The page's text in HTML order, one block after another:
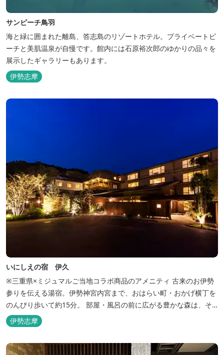
サンビーチ鳥羽
海と緑に囲まれた離島、答志島のリゾートホテル。プライベートビ
ーチと美肌温泉が自慢です。館内には石原裕次郎のゆかりの品々を
展示したギャラリーもあります。
伊勢志摩
いにしえの宿 伊久
※三重県×ミジュマルご当地コラボ商品のアメニティ 古来のお伊勢
参りを伝える湯宿。伊勢神宮内宮まで、おはらい町・おかげ横丁を
のんびり歩いて約15分。 部屋・風呂の前に広がる豊かな森は、そ
のまま内宮の森へと連なっています。 お伊勢さんとつながってい
る・・そんな気持ちになる宿です。 館内には2つの大浴場と趣の異
なる３つの貸切露天風呂を楽しめます。
伊勢志摩